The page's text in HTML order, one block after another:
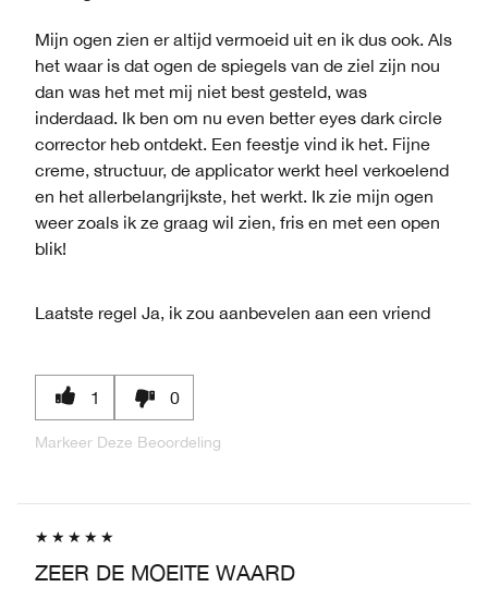
Mijn ogen zien er altijd vermoeid uit en ik dus ook. Als
het waar is dat ogen de spiegels van de ziel zijn nou
dan was het met mij niet best gesteld, was
inderdaad. Ik ben om nu even better eyes dark circle
corrector heb ontdekt. Een feestje vind ik het. Fijne
creme, structuur, de applicator werkt heel verkoelend
en het allerbelangrijkste, het werkt. Ik zie mijn ogen
weer zoals ik ze graag wil zien, fris en met een open
blik!
Laatste regel Ja, ik zou aanbevelen aan een vriend
1 0
Markeer Deze Beoordeling
ZEER DE MOEITE WAARD